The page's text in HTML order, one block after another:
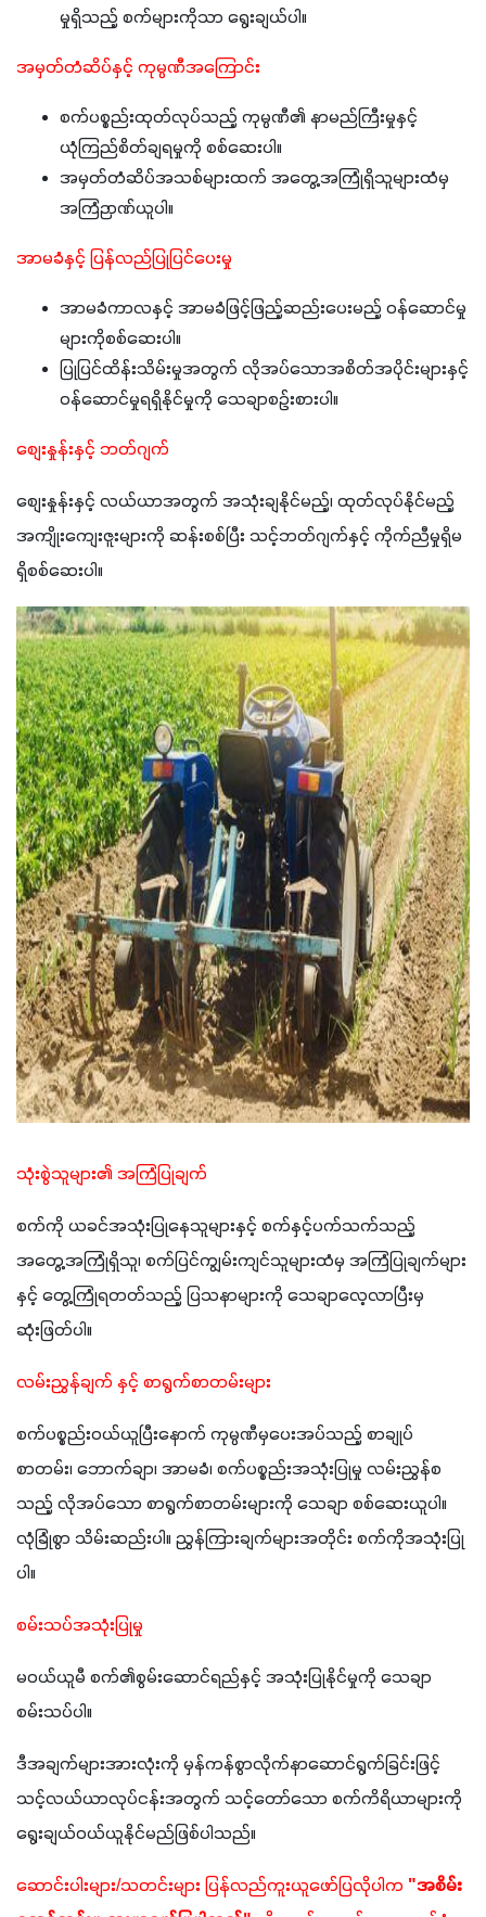
မှုရှိသည့် စက်များကိုသာ ရွေးချယ်ပါ။
အမှတ်တံဆိပ်နှင့် ကုမ္ပဏီအကြောင်း
စက်ပစ္စည်းထုတ်လုပ်သည့် ကုမ္ပဏီ၏ နာမည်ကြီးမှုနှင့်
ယုံကြည်စိတ်ချရမှုကို စစ်ဆေးပါ။
အမှတ်တံဆိပ်အသစ်များထက် အတွေ့အကြုံရှိသူများထံမှ
အကြံဉာဏ်ယူပါ။
အာမခံနှင့် ပြန်လည်ပြုပြင်ပေးမှု
အာမခံကာလနှင့် အာမခံဖြင့်ဖြည့်ဆည်းပေးမည့် ဝန်ဆောင်မှု
များကိုစစ်ဆေးပါ။
ပြုပြင်ထိန်းသိမ်းမှုအတွက် လိုအပ်သောအစိတ်အပိုင်းများနှင့်
ဝန်ဆောင်မှုရရှိနိုင်မှုကို သေချာစဉ်းစားပါ။
စျေးနှုန်းနှင့် ဘတ်ဂျက်
စျေးနှုန်းနှင့် လယ်ယာအတွက် အသုံးချနိုင်မည့်၊ ထုတ်လုပ်နိုင်မည့်
အကျိုးကျေးဇူးများကို ဆန်းစစ်ပြီး သင့်ဘတ်ဂျက်နှင့် ကိုက်ညီမှုရှိမ
ရှိစစ်ဆေးပါ။
သုံးစွဲသူများ၏ အကြံပြုချက်
စက်ကို ယခင်အသုံးပြုနေသူများနှင့် စက်နှင့်ပက်သက်သည့်
အတွေ့အကြုံရှိသူ၊ စက်ပြင်ကျွမ်းကျင်သူများထံမှ အကြံပြုချက်များ
နှင့် တွေ့ကြုံရတတ်သည့် ပြသနာများကို သေချာလေ့လာပြီးမှ
ဆုံးဖြတ်ပါ။
လမ်းညွှန်ချက် နှင့် စာရွက်စာတမ်းများ
စက်ပစ္စည်းဝယ်ယူပြီးနောက် ကုမ္ပဏီမှပေးအပ်သည့် စာချုပ်
စာတမ်း၊ ဘောက်ချာ၊ အာမခံ၊ စက်ပစ္စည်းအသုံးပြုမှု လမ်းညွှန်စ
သည့် လိုအပ်သော စာရွက်စာတမ်းများကို သေချာ စစ်ဆေးယူပါ။
လုံခြုံစွာ သိမ်းဆည်းပါ။ ညွှန်ကြားချက်များအတိုင်း စက်ကိုအသုံးပြု
ပါ။
စမ်းသပ်အသုံးပြုမှု
မဝယ်ယူမီ စက်၏စွမ်းဆောင်ရည်နှင့် အသုံးပြုနိုင်မှုကို သေချာ
စမ်းသပ်ပါ။
ဒီအချက်များအားလုံးကို မှန်ကန်စွာလိုက်နာဆောင်ရွက်ခြင်းဖြင့်
သင့်လယ်ယာလုပ်ငန်းအတွက် သင့်တော်သော စက်ကိရိယာများကို
ရွေးချယ်ဝယ်ယူနိုင်မည်ဖြစ်ပါသည်။
ဆောင်းပါးများ/သတင်းများ ပြန်လည်ကူးယူဖော်ပြလိုပါက "အစိမ်း